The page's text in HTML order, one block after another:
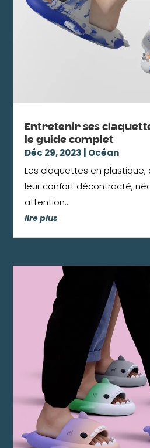
Entretenir ses
le guide complet
Déc 29, 2023
Océan
Les claquettes en
leur confort décontracté,
attention...
lire plus